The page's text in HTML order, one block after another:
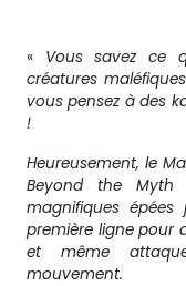
« Vous savez ce
créatures
vous pensez à des
!
Heureusement, le
Beyond the
magnifiques
première ligne pour
et même
mouvement.